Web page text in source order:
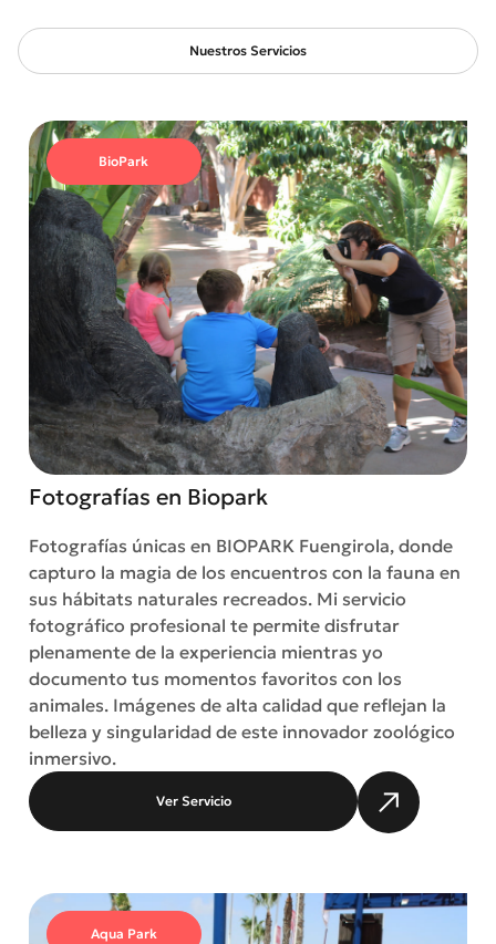
Nuestros Servicios
BioPark
Fotografías en Biopark
Fotografías únicas en BIOPARK Fuengirola, donde
capturo la magia de los encuentros con la fauna en
sus hábitats naturales recreados. Mi servicio
fotográfico profesional te permite disfrutar
plenamente de la experiencia mientras yo
documento tus momentos favoritos con los
animales. Imágenes de alta calidad que reflejan la
belleza y singularidad de este innovador zoológico
inmersivo.
Ver Servicio
Aqua Park